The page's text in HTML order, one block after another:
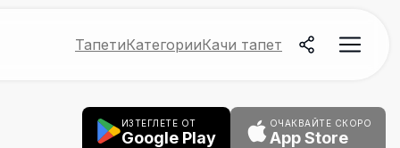
ТапетиКатегорииКачи тапет
ИЗТЕГЛЕТЕ ОТ
Google Play
ОЧАКВАЙТЕ СКОРО
App Store